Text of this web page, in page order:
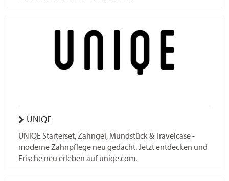
UNIQE
UNIQE Starterset, Zahngel, Mundstück & Travelcase -
moderne Zahnpflege neu gedacht. Jetzt entdecken und
Frische neu erleben auf uniqe.com.